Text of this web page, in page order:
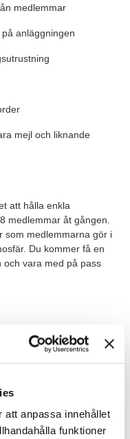
att anpassa innehållet
funktioner
medlemmar
anläggningen
mejl och liknande
att hålla enkla
medlemmar åt gången.
som medlemmarna gör i
Du kommer få en
och vara med på pass
ensam eller
i Sollentuna
som ger dig en
veckovis, så att du